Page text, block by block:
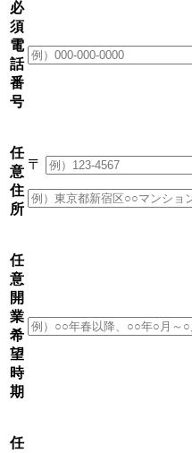
必
須
電
話
番
号
任
意
住
所
〒
任
意
開
業
希
望
時
期
任